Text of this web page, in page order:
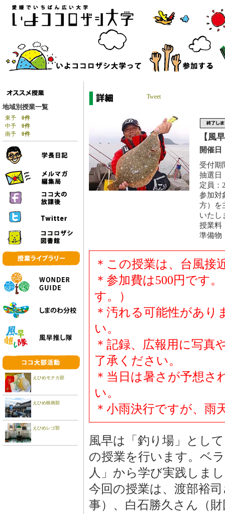
地域別授業一覧
東予 0件
中予 0件
南予 0件
えひめモナカ部
えひめ映画部
えひめレゴ部
Tweet
【風
開催日
受付
抽選日
定員：
参加対
方）を
いたし
授業料
準備物
＊この授業は、台風接
＊参加費は500円です
す。）
＊汚れる可能性があ
い。
＊記録、広報用に写真
了承ください。
＊当日は暑さが予想
い。
＊小雨決行ですが、雨
風早は「釣り場」とし
の授業を行います。ベ
人」から学び実践しま
今回の授業は、渡部裕
事）、白石勝久さん（